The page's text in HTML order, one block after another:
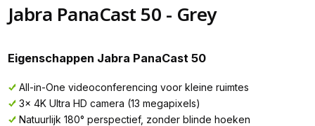
Jabra PanaCast 50 - Grey
Eigenschappen Jabra PanaCast 50
All-in-One videoconferencing voor kleine ruimtes
3x 4K Ultra HD camera (13 megapixels)
Natuurlijk 180° perspectief, zonder blinde hoeken